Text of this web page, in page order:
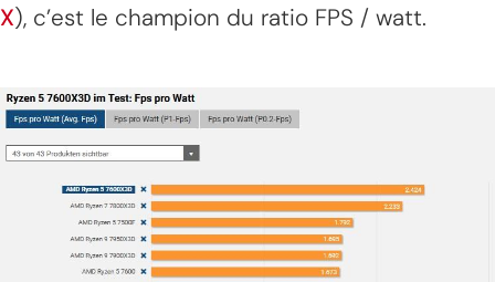
X), c’est le champion du ratio FPS / watt.